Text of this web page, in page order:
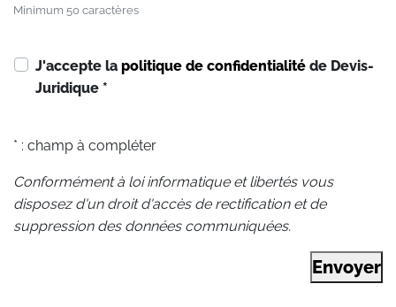
Minimum 50 caractères
J'accepte la politique de confidentialité de Devis-
Juridique *
* : champ à compléter
Conformément à loi informatique et libertés vous
disposez d'un droit d'accès de rectification et de
suppression des données communiquées.
Envoyer